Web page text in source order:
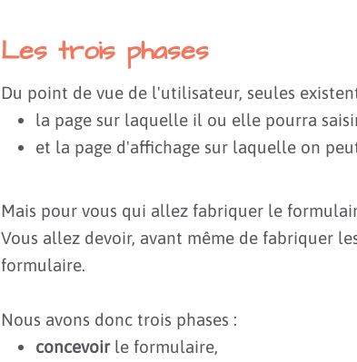
Les trois phases
Du point de vue de l'utilisateur, seules
la page sur laquelle il ou elle pourra
et la page d'affichage sur laquelle on
Mais pour vous qui allez fabriquer le
Vous allez devoir, avant même de fabriquer
formulaire.
Nous avons donc trois phases :
concevoirle formulaire,